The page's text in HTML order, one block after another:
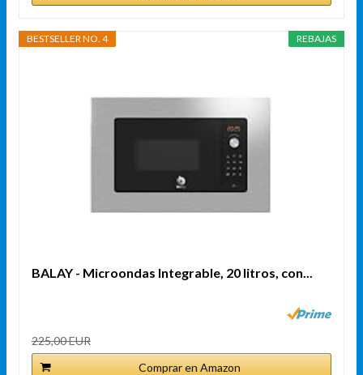
REBAJAS
BESTSELLER NO. 4
BALAY - Microondas Integrable, 20 litros, con...
225,00 EUR
Comprar en Amazon